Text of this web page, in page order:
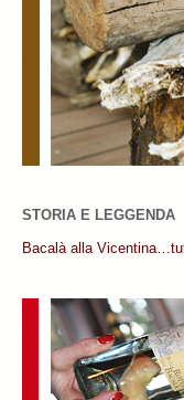
STORIA E LEGGENDA
Bacalà alla